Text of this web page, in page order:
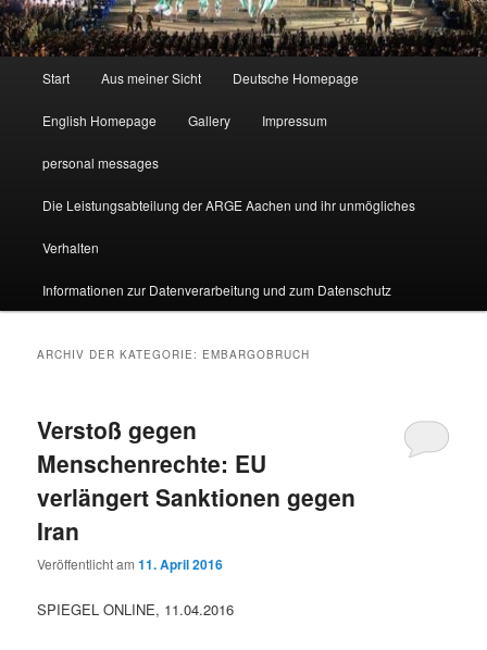
Start Aus meiner Sicht Deutsche Homepage
English Homepage Gallery Impressum
personal messages
Die Leistungsabteilung der ARGE Aachen und ihr unmögliches
Verhalten
Informationen zur Datenverarbeitung und zum Datenschutz
ARCHIV DER KATEGORIE: EMBARGOBRUCH
Verstoß gegen
Menschenrechte: EU
verlängert Sanktionen gegen
Iran
Veröffentlicht am11. April 2016
SPIEGEL ONLINE, 11.04.2016